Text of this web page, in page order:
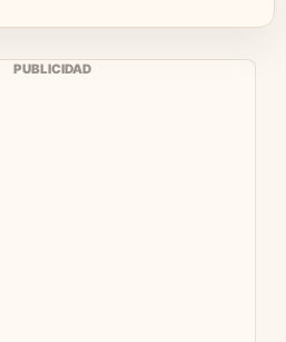
PUBLICIDAD